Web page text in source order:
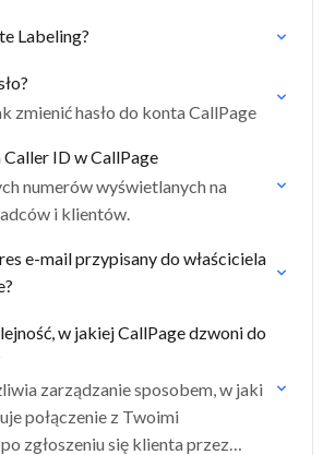
Labeling?
zmienić hasło do konta CallPage
ID w CallPage
numerów wyświetlanych na
i klientów.
e-mail przypisany do właściciela
w jakiej CallPage dzwoni do
zarządzanie sposobem, w jaki
połączenie z Twoimi
zgłoszeniu się klienta przez